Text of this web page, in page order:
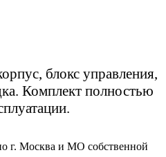
блокс управления,
Комплект полностью
г. Москва и МО собственной